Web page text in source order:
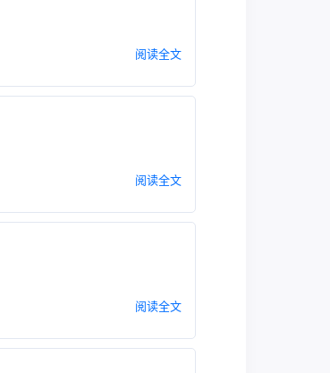
阅读全文
阅读全文
阅读全文